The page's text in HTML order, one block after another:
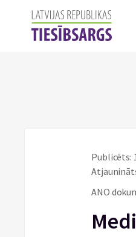
Publicēts:
ANO